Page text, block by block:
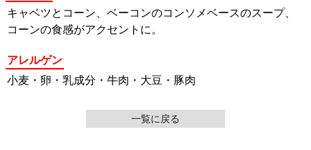
キャベツとコーン、ベーコンのコンソメベースのスープ、
コーンの食感がアクセントに。
アレルゲン
小麦・卵・乳成分・牛肉・大豆・豚肉
一覧に戻る